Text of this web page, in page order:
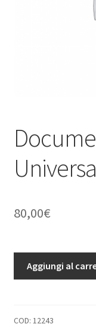
80,00€
Universale.
Aggiungi al
COD: 12243